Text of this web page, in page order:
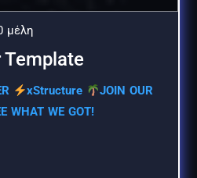
μέλη
Template
xStructure
JOIN OUR
WHAT WE GOT!